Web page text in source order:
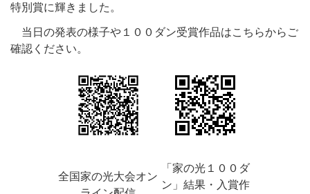
特別賞に輝きました。
当日の発表の様子や１００ダン受賞作品はこちらからご
確認ください。
全国家の光大会オン
「家の光１００ダ
ン」結果・入賞作